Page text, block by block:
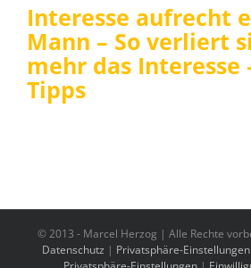
Interesse aufrecht
Mann – So verliert
mehr das Interesse
Tipps
© 2013 - Marcel Herzog | Alle Rechte
Datenschutz | Privatsphäre-